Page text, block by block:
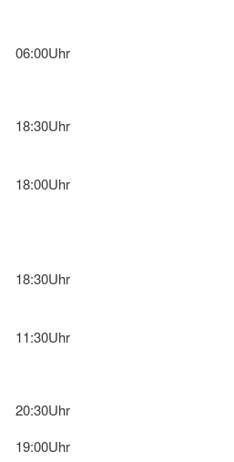
06:00Uhr
18:30Uhr
18:00Uhr
18:30Uhr
11:30Uhr
20:30Uhr
19:00Uhr